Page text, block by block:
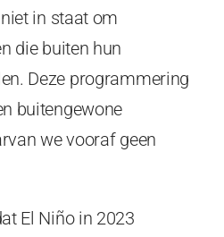
in staat om
die buiten hun
Deze programmering
buitengewone
we vooraf geen
El Niño in 2023